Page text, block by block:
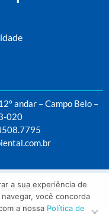
andar – Campo Belo –
020
reservados.
Interativas
a sua experiência de
você concorda
a nossa Política de